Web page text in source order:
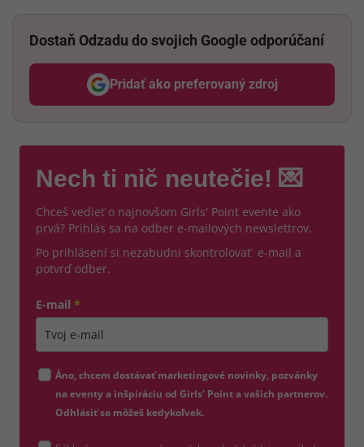
Dostaň Odzadu do svojich Google odporúčaní
Pridať ako preferovaný zdroj
Odzadu, odkaz sa otvorí v
Nech ti nič neutečie! 💌
Chceš vedieť o najnovšom Girls' Point evente ako
prvá? Prihlás sa na odber e-mailových newslettrov.
Po prihlásení si nezabudni skontrolovať e-mail a
potvrď odber.
E-mail *
Áno, chcem dostávať marketingové novinky, pozvánky
na eventy a inšpiráciu od Girls' Point a vašich partnerov.
Odhlásiť sa môžeš kedykoľvek.